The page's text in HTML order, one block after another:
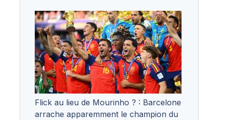
Flick au lieu de Mourinho ? : Barcelone
arrache apparemment le champion du